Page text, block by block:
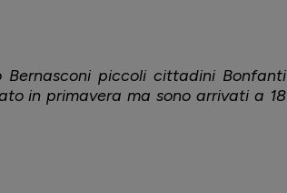
Bernasconi piccoli cittadini Bonfanti
in primavera ma sono arrivati a 18